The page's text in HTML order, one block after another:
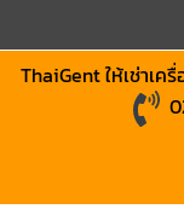
ThaiGent ให้เช่าเ